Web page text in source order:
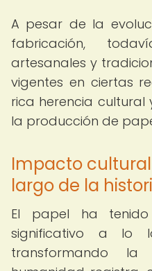
A pesar de la
fabricación,
artesanales y
vigentes en ciertas
rica herencia
la producción de
Impacto
largo de la
El papel ha
significativo a lo
transformando